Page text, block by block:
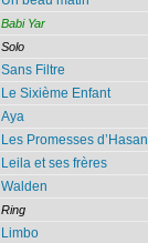
Babi Yar
Solo
Sans Filtre
Le Sixième Enfant
Aya
Les Promesses d’Hasan
Leila et ses frères
Walden
Ring
Limbo